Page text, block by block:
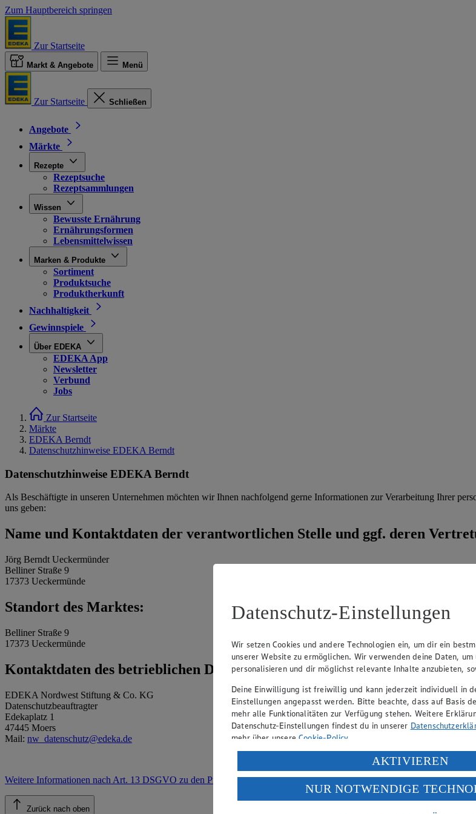
Zum Hauptbereich springen
Zur Startseite
Markt & Angebote Menü
Zur Startseite Schließen
Angebote
Märkte
Rezepte
Rezeptsuche
Rezeptsammlungen
Wissen
Bewusste Ernährung
Ernährungsformen
Lebensmittelwissen
Marken & Produkte
Sortiment
Produktsuche
Produktherkunft
Nachhaltigkeit
Gewinnspiele
Über EDEKA
EDEKA App
Newsletter
Verbund
Jobs
Zur Startseite
Märkte
EDEKA Berndt
Datenschutzhinweise EDEKA Berndt
Datenschutzhinweise EDEKA Berndt
Als Beschäftigte in unseren Unternehmen möchten wir Ihnen nachfolgend gerne Informationen zur Verarbeitung Ihrer
uns geben:
Name und Kontaktdaten der verantwortlichen Stelle und ggf. deren
Jörg Berndt Ueckermünder
Belliner Straße 9
17373 Ueckermünde
Standort des Marktes:
Belliner Straße 9
17373 Ueckermünde
Kontaktdaten des betrieblichen Datenschutzbeauftragten:
EDEKA Nordwest Stiftung & Co. KG
Datenschutzbeauftragter
Edekaplatz 1
47445 Moers
Mail: nw_datenschutz@edeka.de
Weitere Informationen nach Art. 13 DSGVO zu den Prozessen.
Zurück nach oben
Datenschutz-Einstellungen
Wir setzen Cookies und andere Technologien ein, um dir ein
unserer Website zu ermöglichen. Wir verwenden deine Daten, um
personalisieren und dir möglichst relevante Inhalte anzubieten,
Deine Einwilligung ist freiwillig und kann jederzeit individuell in
Einstellungen angepasst werden. Bitte beachte, dass auf Basis
mehr alle Funktionalitäten zur Verfügung stehen. Weitere
Datenschutz-Einstellungen findest du in unserer
mehr über unsereCookie-Policy.
Verarbeitung deiner personenbezogenen Daten in den USA durch
Wenn du auf „Aktivieren“ klickst, willigst du im Sinne des Art.
ein, dass deine Daten in den USA verarbeitet werden. Der EuGH
einem nach europäischen Standards nicht angemessenen
AKTIVIEREN
NUR NOTWENDIGE